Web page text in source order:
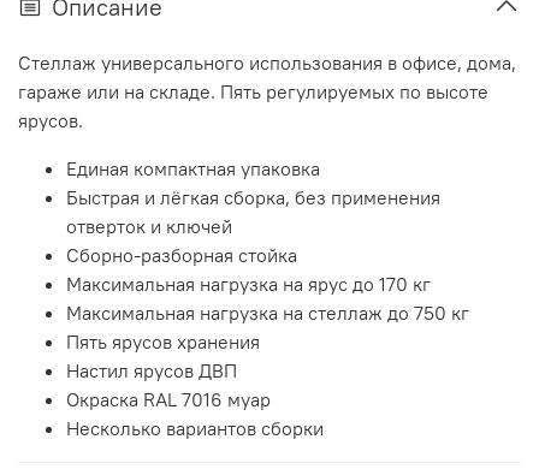
Описание
Стеллаж универсального использования в офисе, дома,
гараже или на складе. Пять регулируемых по высоте
ярусов.
Единая компактная упаковка
Быстрая и лёгкая сборка, без применения
отверток и ключей
Сборно-разборная стойка
Максимальная нагрузка на ярус до 170 кг
Максимальная нагрузка на стеллаж до 750 кг
Пять ярусов хранения
Настил ярусов ДВП
Окраска RAL 7016 муар
Несколько вариантов сборки